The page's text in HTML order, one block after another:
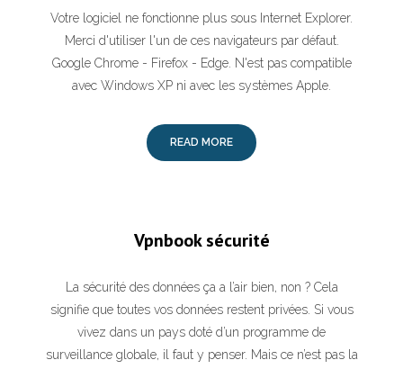
Votre logiciel ne fonctionne plus sous Internet Explorer.
Merci d'utiliser l'un de ces navigateurs par défaut.
Google Chrome - Firefox - Edge. N'est pas compatible
avec Windows XP ni avec les systèmes Apple.
READ MORE
Vpnbook sécurité
La sécurité des données ça a l’air bien, non ? Cela
signifie que toutes vos données restent privées. Si vous
vivez dans un pays doté d’un programme de
surveillance globale, il faut y penser. Mais ce n’est pas la